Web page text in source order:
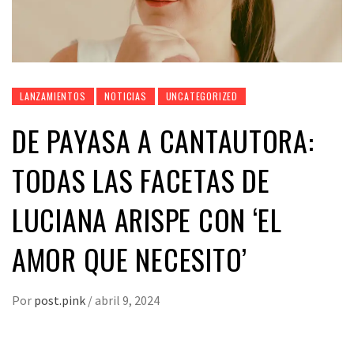
LANZAMIENTOS NOTICIAS UNCATEGORIZED
DE PAYASA A CANTAUTORA:
TODAS LAS FACETAS DE
LUCIANA ARISPE CON ‘EL
AMOR QUE NECESITO’
Por post.pink /abril 9, 2024